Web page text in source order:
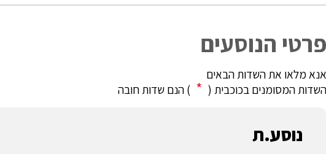
פרטי הנוסעים
אנא מלאו את השדות הבאים
השדות המסומנים בכוכבית ( * ) הנם שדות חובה
נוסע.ת